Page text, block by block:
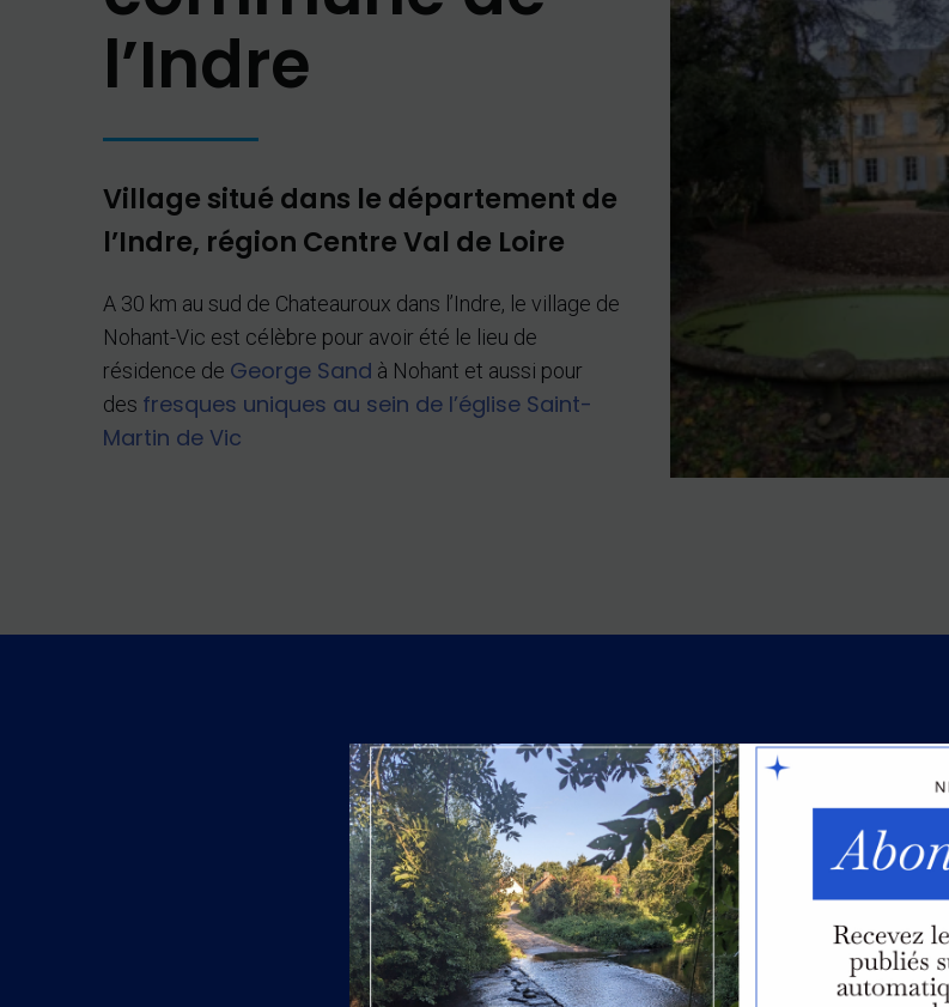
l’Indre
Village situé dans le département de
l’Indre, région Centre Val de Loire
A 30 km au sud de Chateauroux dans l’Indre, le village de
Nohant-Vic est célèbre pour avoir été le lieu de
résidence de George Sand à Nohant et aussi pour
des fresques uniques au sein de l’église Saint-
Martin de Vic